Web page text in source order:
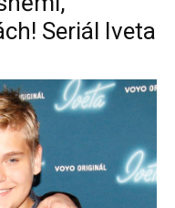
Seriál Iveta